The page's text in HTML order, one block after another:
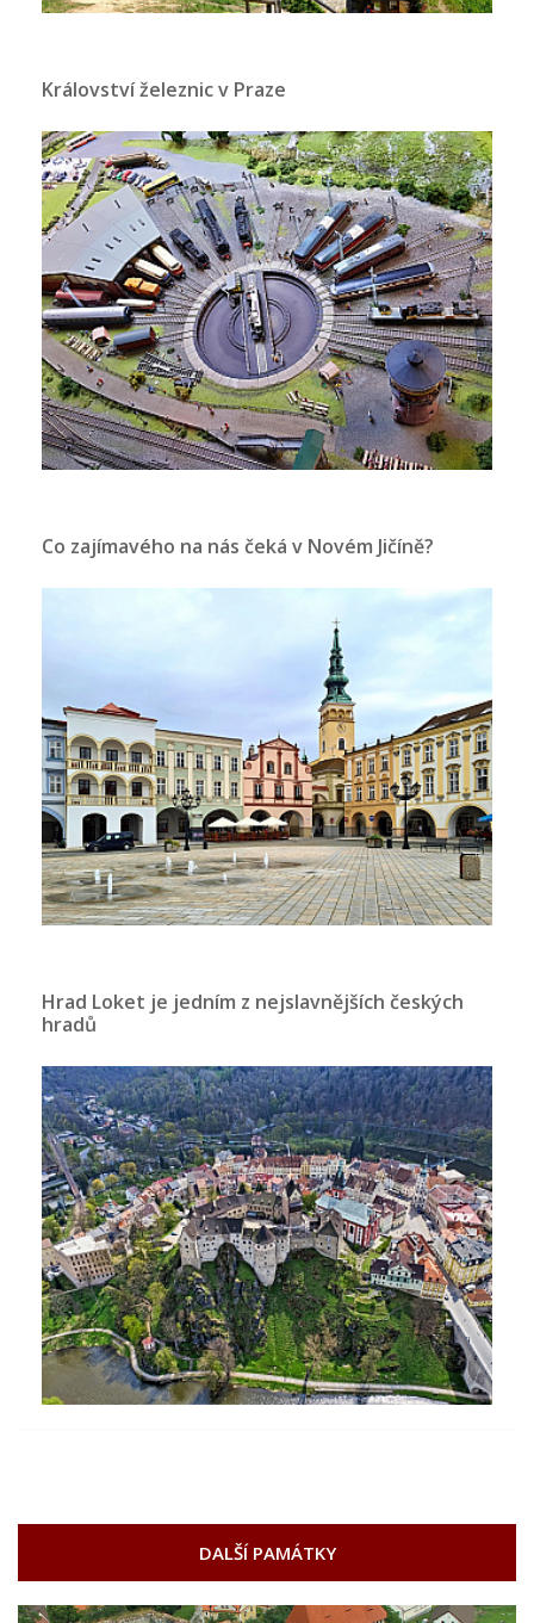
Království železnic v Praze
Co zajímavého na nás čeká v Novém Jičíně?
Hrad Loket je jedním z nejslavnějších českých
hradů
DALŠÍ PAMÁTKY